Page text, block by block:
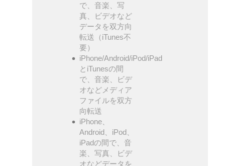
で、音楽、写
真、ビデオなど
データを双方向
転送（iTunes不
要）
iPhone/Android/iPod/iPad
とiTunesの間
で、音楽、ビデ
オなどメディア
ファイルを双方
向転送
iPhone、
Android、iPod、
iPadの間で、音
楽、写真、ビデ
オなどデータを